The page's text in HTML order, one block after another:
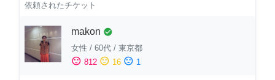
依頼されたチケット
makon check_circle
女性 / 60代 / 東京都
sentiment_satisfied 812 sentiment_neutral 16 sentiment_dissatisfied 1